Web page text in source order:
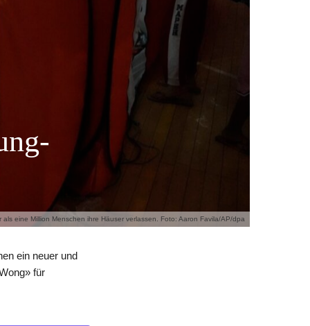
eine Million Menschen ihre Häuser verlassen. Foto: Aaron Favila/AP/dpa
ein neuer und
für